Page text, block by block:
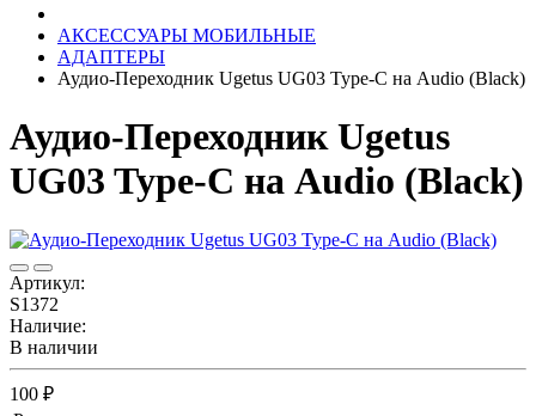
АКСЕССУАРЫ МОБИЛЬНЫЕ
АДАПТЕРЫ
Аудио-Переходник Ugetus UG03 Type-C на Audio (Black)
Аудио-Переходник Ugetus
UG03 Type-C на Audio (Black)
Артикул:
S1372
Наличие:
В наличии
100 ₽